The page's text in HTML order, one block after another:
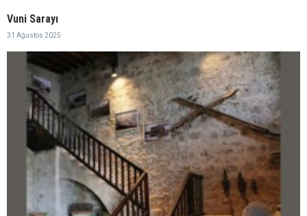
Vuni Sarayı
31 Ağustos 2025